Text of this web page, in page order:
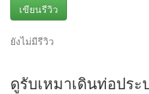
เขียนรีวิว
ยังไม่มีรีวิว
ดูรับเหมาเดินท่อประ